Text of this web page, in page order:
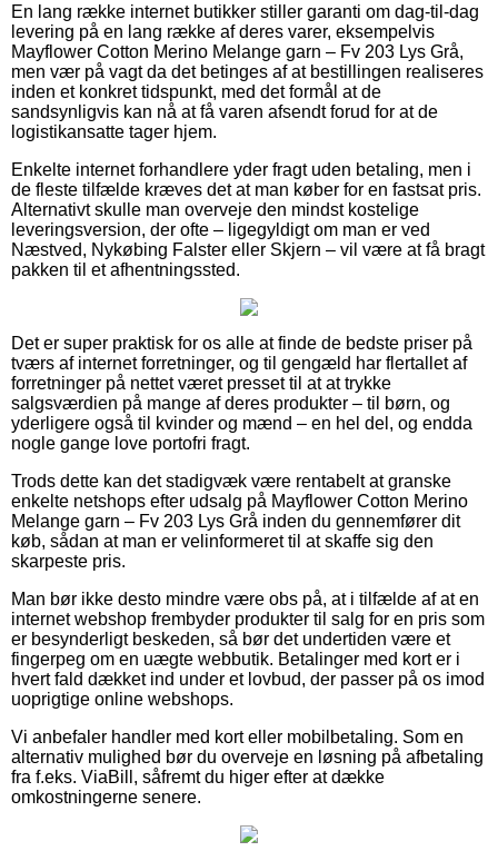
En lang række internet butikker stiller garanti om dag-til-dag
levering på en lang række af deres varer, eksempelvis
Mayflower Cotton Merino Melange garn – Fv 203 Lys Grå,
men vær på vagt da det betinges af at bestillingen realiseres
inden et konkret tidspunkt, med det formål at de
sandsynligvis kan nå at få varen afsendt forud for at de
logistikansatte tager hjem.
Enkelte internet forhandlere yder fragt uden betaling, men i
de fleste tilfælde kræves det at man køber for en fastsat pris.
Alternativt skulle man overveje den mindst kostelige
leveringsversion, der ofte – ligegyldigt om man er ved
Næstved, Nykøbing Falster eller Skjern – vil være at få bragt
pakken til et afhentningssted.
Det er super praktisk for os alle at finde de bedste priser på
tværs af internet forretninger, og til gengæld har flertallet af
forretninger på nettet været presset til at at trykke
salgsværdien på mange af deres produkter – til børn, og
yderligere også til kvinder og mænd – en hel del, og endda
nogle gange love portofri fragt.
Trods dette kan det stadigvæk være rentabelt at granske
enkelte netshops efter udsalg på Mayflower Cotton Merino
Melange garn – Fv 203 Lys Grå inden du gennemfører dit
køb, sådan at man er velinformeret til at skaffe sig den
skarpeste pris.
Man bør ikke desto mindre være obs på, at i tilfælde af at en
internet webshop frembyder produkter til salg for en pris som
er besynderligt beskeden, så bør det undertiden være et
fingerpeg om en uægte webbutik. Betalinger med kort er i
hvert fald dækket ind under et lovbud, der passer på os imod
uoprigtige online webshops.
Vi anbefaler handler med kort eller mobilbetaling. Som en
alternativ mulighed bør du overveje en løsning på afbetaling
fra f.eks. ViaBill, såfremt du higer efter at dække
omkostningerne senere.